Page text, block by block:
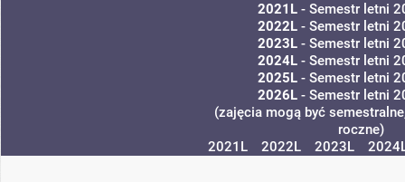
2021L - Semestr letni
2022L - Semestr letni
2023L - Semestr letni
2024L - Semestr letni
2025L - Semestr letni
2026L - Semestr letni
(zajęcia mogą być
roczne)
2021L
2022L 2023L